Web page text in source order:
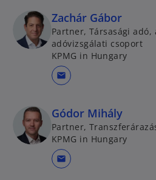
Zachár Gábor
Partner, Társasági adó,
adóvizsgálati csoport
KPMG in Hungary
mail
Gódor Mihály
Partner,
KPMG in Hungary
mail